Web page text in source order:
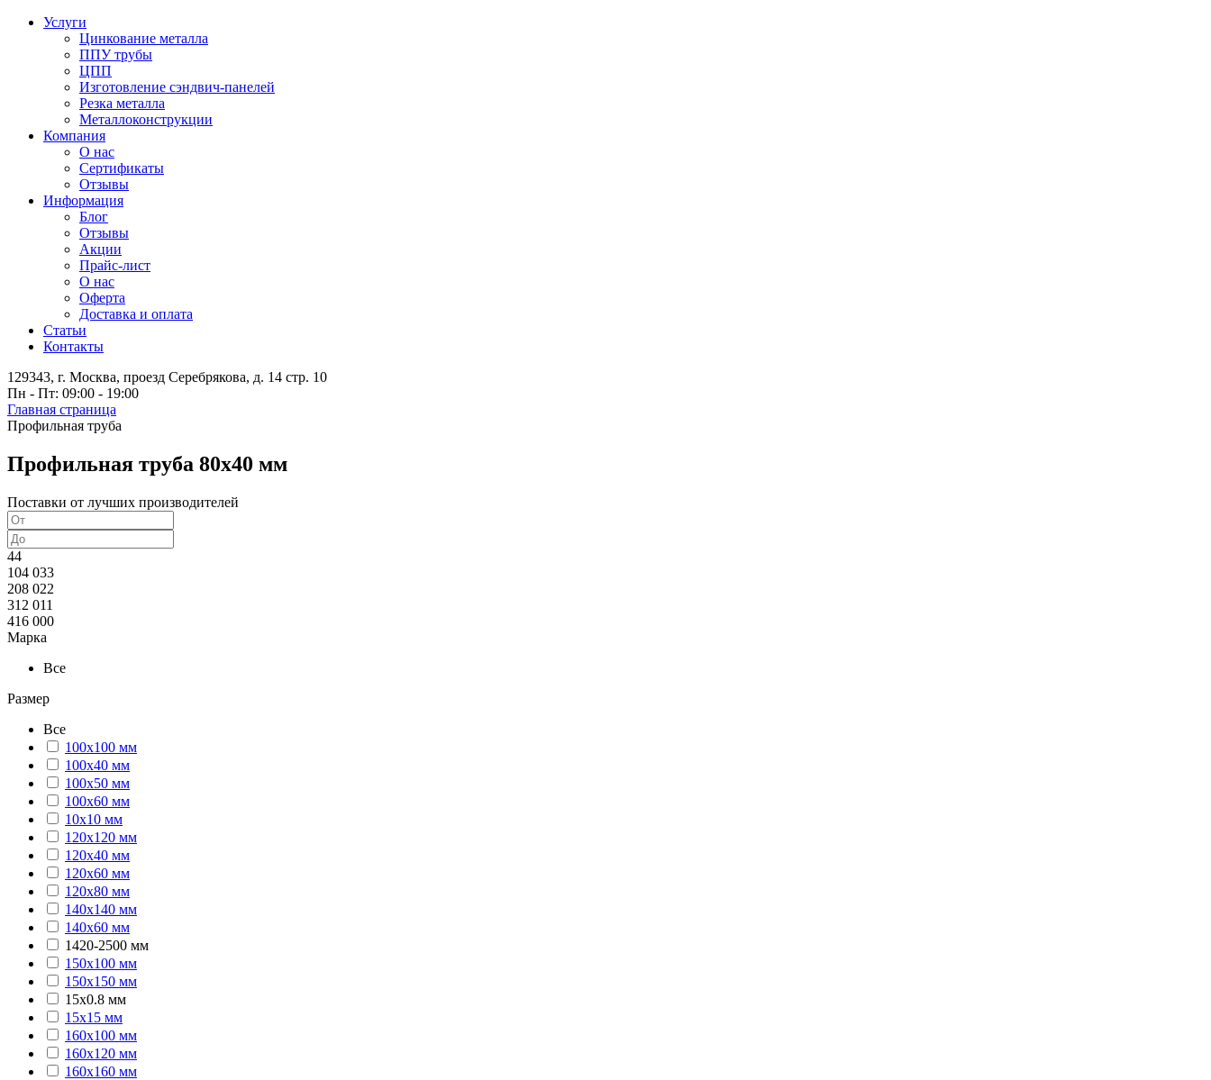
Услуги
Цинкование металла
ППУ трубы
ЦПП
Изготовление сэндвич-панелей
Резка металла
Металлоконструкции
Компания
О нас
Сертификаты
Отзывы
Информация
Блог
Отзывы
Акции
Прайс-лист
О нас
Оферта
Доставка и оплата
Статьи
Контакты
129343, г. Москва, проезд Серебрякова, д. 14 стр. 10
Пн - Пт: 09:00 - 19:00
Главная страница
Профильная труба
Профильная труба 80х40 мм
Поставки от лучших производителей
44
104 033
208 022
312 011
416 000
Марка
Все
Размер
Все
100х100 мм
100х40 мм
100х50 мм
100х60 мм
10х10 мм
120х120 мм
120х40 мм
120х60 мм
120х80 мм
140х140 мм
140х60 мм
1420-2500 мм
150х100 мм
150х150 мм
15х0.8 мм
15х15 мм
160х100 мм
160х120 мм
160х160 мм